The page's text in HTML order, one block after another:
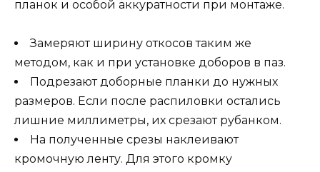
планок и особой аккуратности при монтаже.
Замеряют ширину откосов таким же
методом, как и при установке доборов в паз.
Подрезают доборные планки до нужных
размеров. Если после распиловки остались
лишние миллиметры, их срезают рубанком.
На полученные срезы наклеивают
кромочную ленту. Для этого кромку